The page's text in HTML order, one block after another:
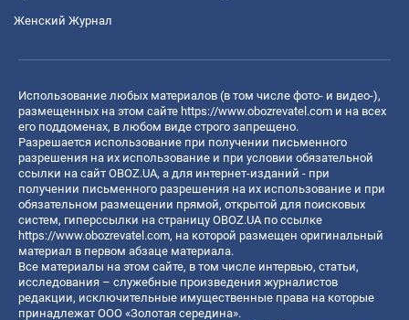
Женский Журнал
Использование любых материалов (в том числе фото- и видео-),
размещенных на этом сайте https://www.obozrevatel.com и на всех
его поддоменах, в любом виде строго запрещено.
Разрешается использование при получении письменного
разрешения на их использование и при условии обязательной
ссылки на сайт OBOZ.UA, а для интернет-изданий - при
получении письменного разрешения на их использование и при
обязательном размещении прямой, открытой для поисковых
систем, гиперссылки на страницу OBOZ.UA по ссылке
https://www.obozrevatel.com, на которой размещен оригинальный
материал в первом абзаце материала.
Все материалы на этом сайте, в том числе интервью, статьи,
исследования – служебные произведения журналистов
редакции, исключительные имущественные права на которые
принадлежат ООО «Золотая середина».